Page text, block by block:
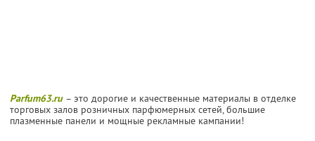
Parfum63.ru – это дорогие и качественные материалы в отделке
торговых залов розничных парфюмерных сетей, большие
плазменные панели и мощные рекламные кампании!